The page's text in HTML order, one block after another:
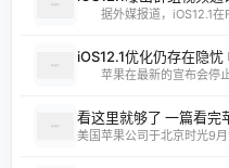
据外媒报道，iOS12.1在
iOS12.1优化仍存在隐
苹果在最新的宣布会停止
看这里就够了 一篇看完
美国苹果公司于北京时光9